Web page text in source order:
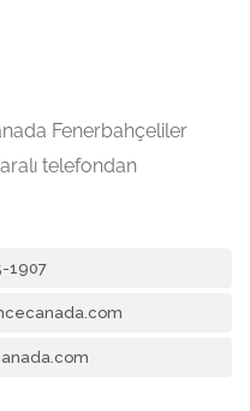
Fenerbahçeliler
telefondan
1907